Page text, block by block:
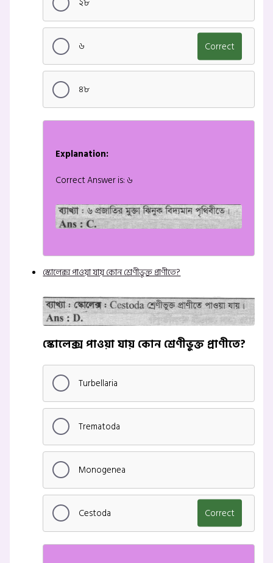
২৮
৬ Correct
৪৮
Explanation:
Correct Answer is: ৬
স্কোলেক্স পাওয়া যায় কোন শ্রেণীভুক্ত প্রাণীতে?
স্কোলেক্স পাওয়া যায় কোন শ্রেণীভুক্ত প্রাণীতে?
Turbellaria
Trematoda
Monogenea
Cestoda Correct